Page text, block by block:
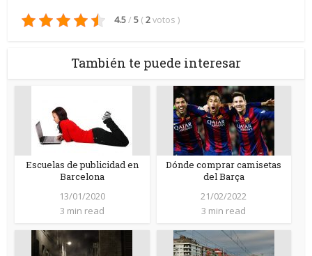
4.5/ 5 (2votos )
También te puede interesar
Escuelas de publicidad en
Barcelona
13/01/2020
3 min read
Dónde comprar camisetas
del Barça
21/02/2022
3 min read